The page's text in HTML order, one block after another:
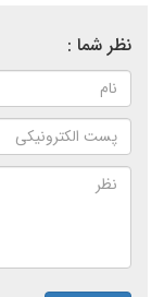
نظر شما :